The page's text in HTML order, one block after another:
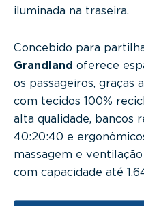
iluminada na traseira.
Concebido para
Grandland oferece
os passageiros, graças
com tecidos 100%
alta qualidade, bancos
40:20:40 e
massagem e
com capacidade até